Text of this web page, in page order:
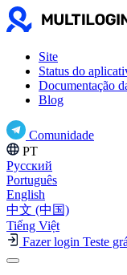
Site
Status do
Documentação
Blog
Comunidade
PT
Русский
Português
English
中文 (中国)
Tiếng Việt
Fazer login Teste